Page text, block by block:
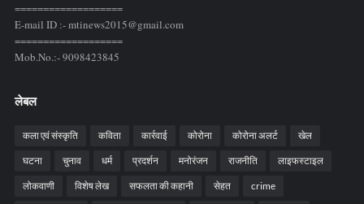
===================
E-mail ID :- mtinews2015@gmail.com
===================
Mob.No.:- 9098423845
लेबल
कला एवं संस्कृति कविता कार्रवाई कोरोना कोरोना अलर्ट खेल
घटना चुनाव धर्म प्रदर्शन मनोरंजन राजनीति लाइफस्टाइल
लोकवाणी विशेष लेख सफलता की कहानी सेहत crime